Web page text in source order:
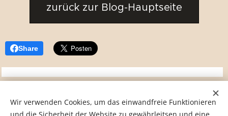
zurück zur Blog-Hauptseite
Share
Wir verwenden Cookies, um das einwandfreie Funktionieren